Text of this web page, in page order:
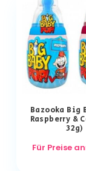
Bazooka Big
Raspberry &
32g)
Für Preise